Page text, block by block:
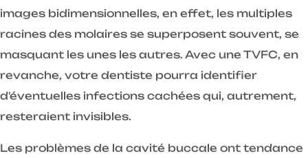
images bidimensionnelles, en effet, les multiples
racines des molaires se superposent souvent, se
masquant les unes les autres. Avec une TVFC, en
revanche, votre dentiste pourra identifier
d'éventuelles infections cachées qui, autrement,
resteraient invisibles.
Les problèmes de la cavité buccale ont tendance